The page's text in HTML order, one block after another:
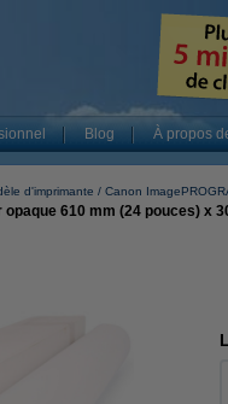
Blog À propos
d'imprimante Canon
610 mm (24 pouces) x